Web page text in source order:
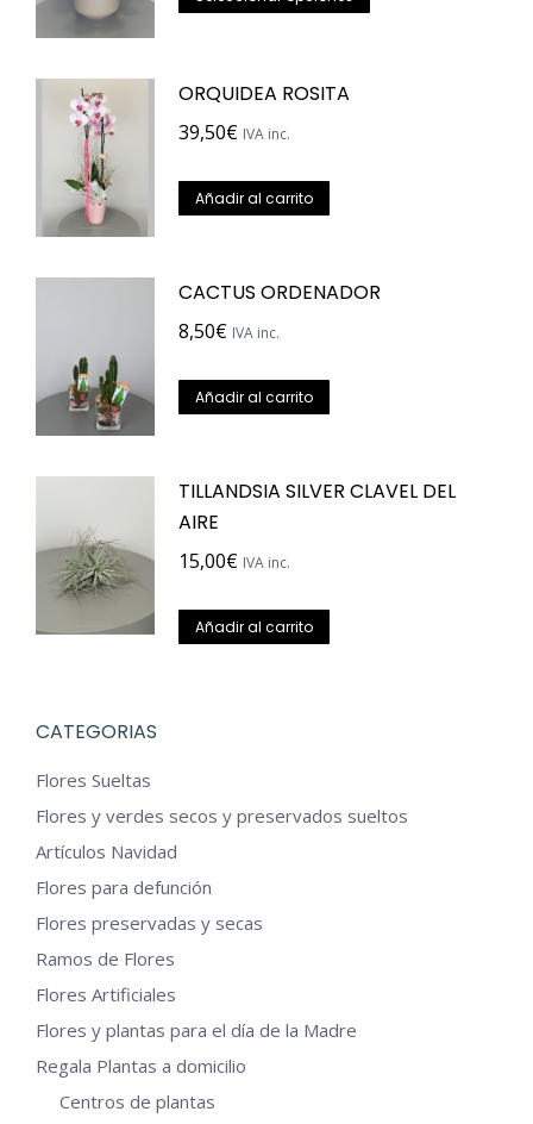
elegir
ORQUIDEA ROSITA
39,50€ IVA inc.
Añadir al carrito
CACTUS ORDENADOR
8,50€ IVA inc.
Añadir al carrito
TILLANDSIA SILVER CLAVEL DEL
AIRE
15,00€ IVA inc.
Añadir al carrito
CATEGORIAS
Flores Sueltas
Flores y verdes secos y preservados sueltos
Artículos Navidad
Flores para defunción
Flores preservadas y secas
Ramos de Flores
Flores Artificiales
Flores y plantas para el día de la Madre
Regala Plantas a domicilio
Centros de plantas